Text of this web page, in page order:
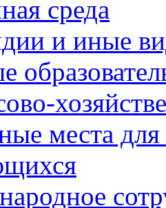
среда
и иные
места